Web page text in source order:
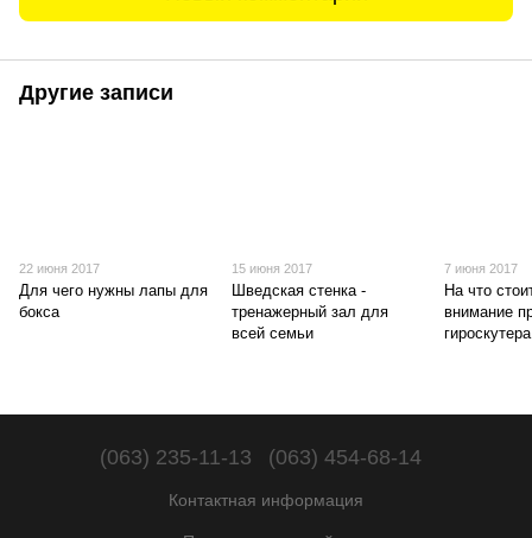
Другие записи
22 июня 2017
Для чего нужны лапы для
бокса
15 июня 2017
Шведская стенка -
тренажерный зал для
всей семьи
7 июня 2017
На что
внимание
гироскутера
(063) 235-11-13 (063) 454-68-14
Контактная информация